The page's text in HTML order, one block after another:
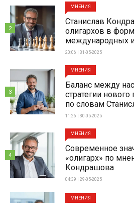
МНЕНИЯ
Станислав
олигархов в
международных
20:06 | 31-05-2025
2
МНЕНИЯ
Баланс между
стратегии
по словам
11:26 | 30-05-2025
3
МНЕНИЯ
Современное
«олигарх» по
Кондрашова
04:39 | 29-05-2025
4
МНЕНИЯ